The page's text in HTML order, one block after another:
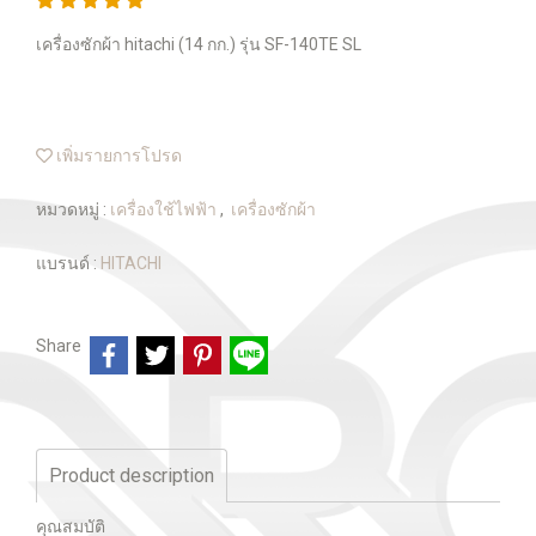
เครื่องซักผ้า hitachi (14 กก.) รุ่น SF-140TE SL
เพิ่มรายการโปรด
หมวดหมู่ : เครื่องใช้ไฟฟ้า , เครื่องซักผ้า
แบรนด์ : HITACHI
Share
Product description
คุณสมบัติ